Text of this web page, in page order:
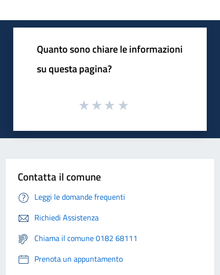
Quanto sono chiare le informazioni
su questa pagina?
Contatta il comune
Leggi le domande frequenti
Richiedi Assistenza
Chiama il comune 0182 68111
Prenota un appuntamento